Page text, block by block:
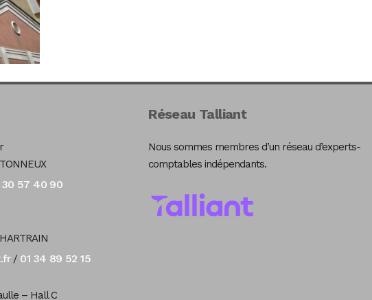
30 57 40 90
/ 01 34 89 52 15
– Hall C
Réseau Talliant
Nous sommes membres d’un réseau d’experts-
comptables indépendants.